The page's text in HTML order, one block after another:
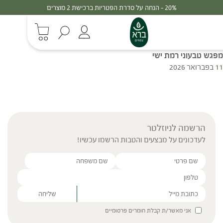
20% - הנחה על סדרת הפטריות ברכישת 2 מוצרים
מפגש טבעוני רמת ישי
11 בפברואר 2026
הרשמה לניוזלטר
לעדכונים על מבצעים והטבות הרשמו עכשיו!
Please leave this field empty.
אני מאשר/ת קבלת חומרים פרסומיים